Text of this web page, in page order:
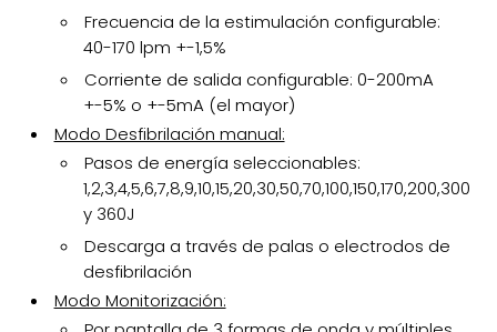
Frecuencia de la estimulación configurable:
40-170 lpm +-1,5%
Corriente de salida configurable: 0-200mA
+-5% o +-5mA (el mayor)
Modo Desfibrilación manual:
Pasos de energía seleccionables:
1,2,3,4,5,6,7,8,9,10,15,20,30,50,70,100,150,170,200,300
y 360J
Descarga a través de palas o electrodos de
desfibrilación
Modo Monitorización: